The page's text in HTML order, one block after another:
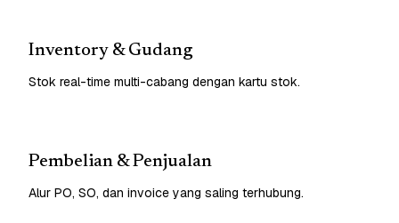
Inventory & Gudang
Stok real-time multi-cabang dengan kartu stok.
Pembelian & Penjualan
Alur PO, SO, dan invoice yang saling terhubung.